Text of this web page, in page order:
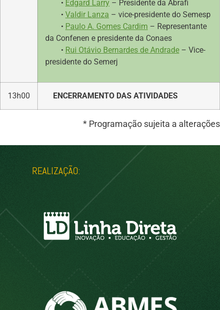
• Edgard Larry – Presidente da Abrafi
• Valdir Lanza – vice-presidente do Semesp
• Paulo A. Gomes Cardim – Representante
da Confenen e presidente da Conaes
• Rui Otávio Bernardes de Andrade – Vice-
presidente do Semerj
13h00 ENCERRAMENTO DAS ATIVIDADES
* Programação sujeita a alterações
REALIZAÇÃO: